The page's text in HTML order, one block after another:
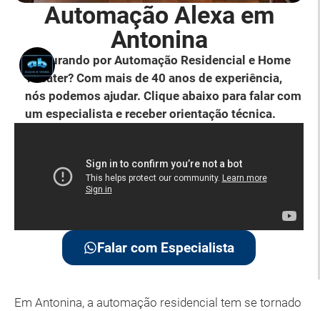
Automação Alexa em
Antonina
Procurando por Automação Residencial e Home
Theater? Com mais de 40 anos de experiência,
nós podemos ajudar. Clique abaixo para falar com
um especialista e receber orientação técnica.
Falar com Especialista
Em Antonina, a automação residencial tem se tornado